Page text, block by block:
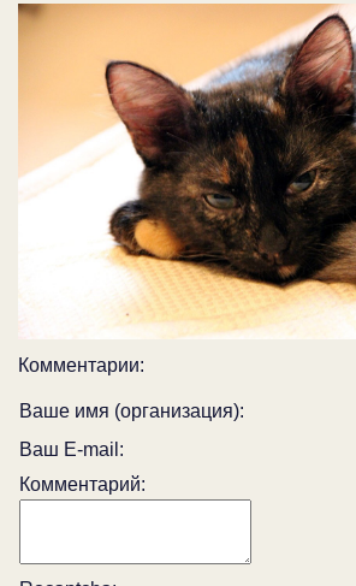
Комментарии:
Ваше имя (организация):
Ваш E-mail:
Комментарий: